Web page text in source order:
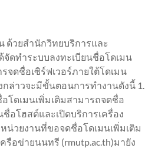
ด้วยสำนักวิทยบริการและ
จัดทำระบบลงทะเบียนชื่อโดเมน
จดชื่อเซิร์ฟเวอร์ภายใต้โดเมน
กล่าวจะมีขั้นตอนการทำงานดังนี้ 1.
โดเมนเพิ่มเติมสามารถจดชื่อ
อโฮสต์และเปิดบริการเครื่อง
น่วยงานที่ขอจดชื่อโดเมนเพิ่มเติม
อข่ายนนทรี (rmutp.ac.th)มายัง